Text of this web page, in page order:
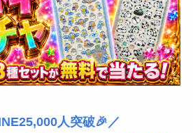
人突破🎉／